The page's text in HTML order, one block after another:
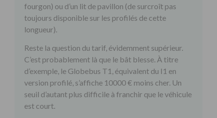
fourgon) ou d’un lit de pavillon (de surcroît pas
toujours disponible sur les profilés de cette
longueur).
Reste la question du tarif, évidemment supérieur.
C’est probablement là que le bât blesse. À titre
d’exemple, le Globebus T1, équivalent du I1 en
version profilé, s’affiche 10000 € moins cher. Un
seuil d’autant plus difficile à franchir que le véhicule
est court.